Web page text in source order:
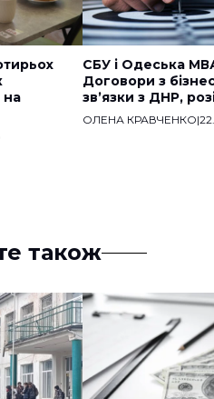
на
СБУ і Одеська
Договори з
звʼязки з ДНР,
ОЛЕНА КРАВЧЕНКО|
також